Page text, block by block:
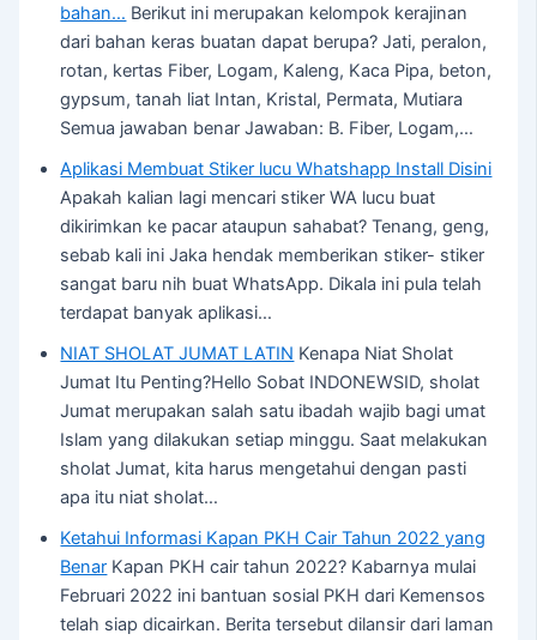
bahan… Berikut ini merupakan kelompok kerajinan
dari bahan keras buatan dapat berupa? Jati, peralon,
rotan, kertas Fiber, Logam, Kaleng, Kaca Pipa, beton,
gypsum, tanah liat Intan, Kristal, Permata, Mutiara
Semua jawaban benar Jawaban: B. Fiber, Logam,…
Aplikasi Membuat Stiker lucu Whatshapp Install Disini
Apakah kalian lagi mencari stiker WA lucu buat
dikirimkan ke pacar ataupun sahabat? Tenang, geng,
sebab kali ini Jaka hendak memberikan stiker- stiker
sangat baru nih buat WhatsApp. Dikala ini pula telah
terdapat banyak aplikasi…
NIAT SHOLAT JUMAT LATIN Kenapa Niat Sholat
Jumat Itu Penting?Hello Sobat INDONEWSID, sholat
Jumat merupakan salah satu ibadah wajib bagi umat
Islam yang dilakukan setiap minggu. Saat melakukan
sholat Jumat, kita harus mengetahui dengan pasti
apa itu niat sholat…
Ketahui Informasi Kapan PKH Cair Tahun 2022 yang
Benar Kapan PKH cair tahun 2022? Kabarnya mulai
Februari 2022 ini bantuan sosial PKH dari Kemensos
telah siap dicairkan. Berita tersebut dilansir dari laman